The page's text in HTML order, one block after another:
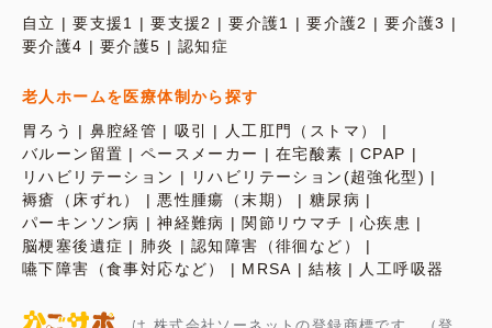
自立
要支援1 要支援2 要介護1 要介護2
要介護3
要介護4
要介護5 認知症
老人ホームを医療体制から探す
胃ろう
鼻腔経管 吸引
人工肛門（ストマ）
バルーン留置
ペースメーカー 在宅酸素
CPAP
リハビリテーション
リハビリテーション(超強化型)
褥瘡（床ずれ）
悪性腫瘍（末期）
糖尿病
パーキンソン病
神経難病 関節リウマチ
心疾患
脳梗塞後遺症
肺炎
認知障害（徘徊など）
嚥下障害（食事対応など）
MRSA 結核 人工呼吸器